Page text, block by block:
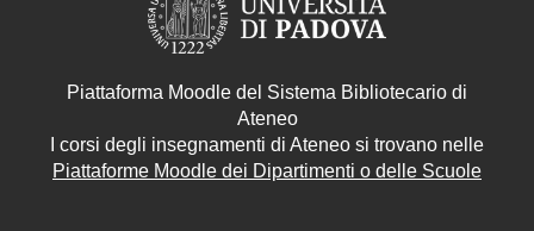
Piattaforma Moodle del Sistema Bibliotecario di
Ateneo
I corsi degli insegnamenti di Ateneo si trovano nelle
Piattaforme Moodle dei Dipartimenti o delle Scuole